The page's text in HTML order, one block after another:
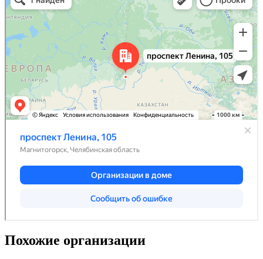
Похожие организации